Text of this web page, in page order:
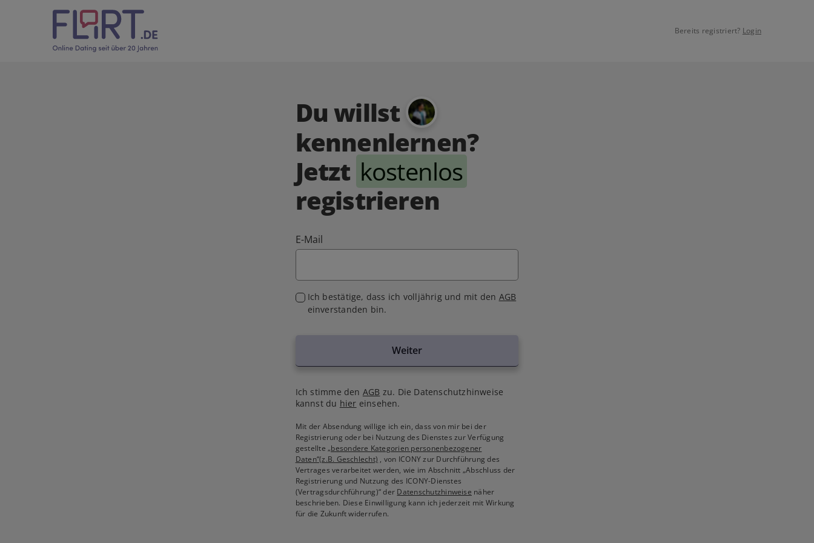
Bereits registriert? Login
Du willst
kennenlernen?
Jetzt kostenlos
registrieren
E-Mail
Ich bestätige, dass ich volljährig und mit den AGB
einverstanden bin.
Weiter
Ich stimme den AGB zu. Die Datenschutzhinweise
kannst du hier einsehen.
Mit der Absendung willige ich ein, dass von mir bei der
Registrierung oder bei Nutzung des Dienstes zur Verfügung
gestellte„besondere Kategorien personenbezogener
Daten“(z.B. Geschlecht) , von ICONY zur Durchführung des
Vertrages verarbeitet werden, wie im Abschnitt „Abschluss der
Registrierung und Nutzung des ICONY-Dienstes
(Vertragsdurchführung)“ der Datenschutzhinweise näher
beschrieben. Diese Einwilligung kann ich jederzeit mit Wirkung
für die Zukunft widerrufen.